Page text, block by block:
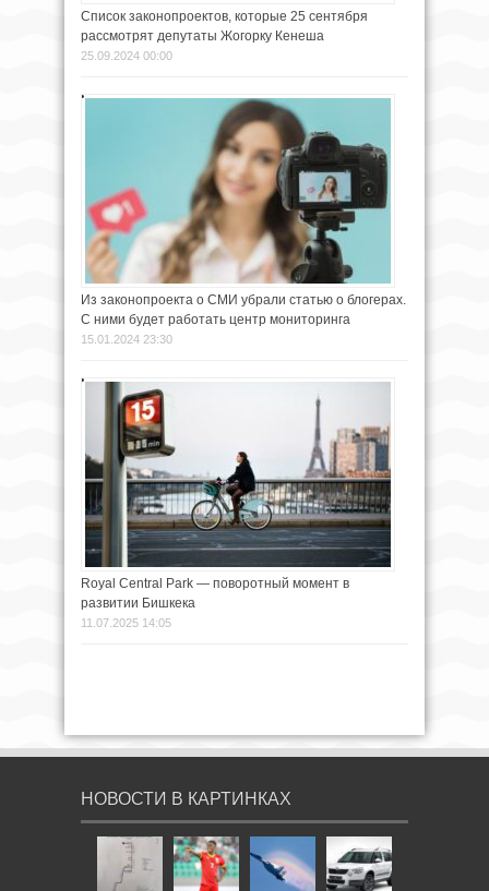
Список законопроектов, которые 25 сентября
рассмотрят депутаты Жогорку Кенеша
25.09.2024 00:00
Из законопроекта о СМИ убрали статью о блогерах.
С ними будет работать центр мониторинга
15.01.2024 23:30
Royal Central Park — поворотный момент в
развитии Бишкека
11.07.2025 14:05
НОВОСТИ В КАРТИНКАХ